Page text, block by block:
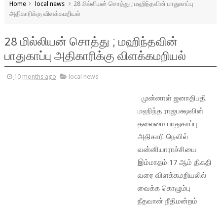
Home local news
28 மில்லியன் சொத்து ; மஹிந்தவின் பாதுகாப்பு
அதிகாரிக்கு விளக்கமறியல்
28 மில்லியன் சொத்து ; மஹிந்தவின்
பாதுகாப்பு அதிகாரிக்கு விளக்கமறியல்
10 months ago local news
முன்னாள் ஜனாதிபதி
மஹிந்த ராஜபக்ஷவின்
தலைமை பாதுகாப்பு
அதிகாரி நெவில்
வன்னியாராச்சியை
இம்மாதம் 17 ஆம் திகதி
வரை விளக்கமறியலில்
வைக்க கொழும்பு
நீதவான் நீதிமன்றம்